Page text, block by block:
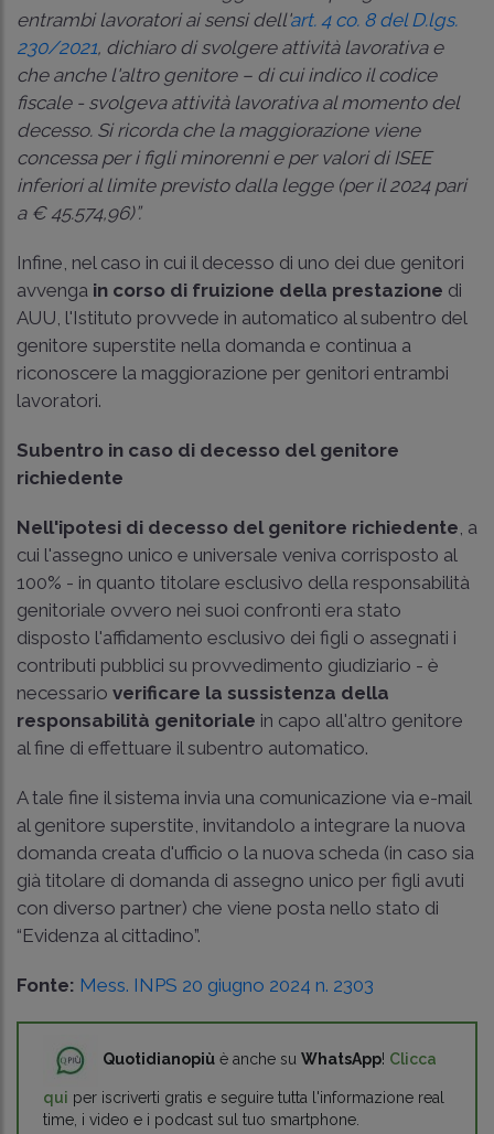
entrambi lavoratori ai sensi dell'art. 4 co. 8 del D.lgs.
230/2021, dichiaro di svolgere attività lavorativa e
che anche l'altro genitore – di cui indico il codice
fiscale - svolgeva attività lavorativa al momento del
decesso. Si ricorda che la maggiorazione viene
concessa per i figli minorenni e per valori di ISEE
inferiori al limite previsto dalla legge (per il 2024 pari
a € 45.574,96)”.
Infine, nel caso in cui il decesso di uno dei due genitori
avvenga in corso di fruizione della prestazione di
AUU, l'Istituto provvede in automatico al subentro del
genitore superstite nella domanda e continua a
riconoscere la maggiorazione per genitori entrambi
lavoratori.
Subentro in caso di decesso del genitore
richiedente
Nell'ipotesi di decesso del genitore richiedente, a
cui l'assegno unico e universale veniva corrisposto al
100% - in quanto titolare esclusivo della responsabilità
genitoriale ovvero nei suoi confronti era stato
disposto l'affidamento esclusivo dei figli o assegnati i
contributi pubblici su provvedimento giudiziario - è
necessario verificare la sussistenza della
responsabilità genitoriale in capo all'altro genitore
al fine di effettuare il subentro automatico.
A tale fine il sistema invia una comunicazione via e-mail
al genitore superstite, invitandolo a integrare la nuova
domanda creata d'ufficio o la nuova scheda (in caso sia
già titolare di domanda di assegno unico per figli avuti
con diverso partner) che viene posta nello stato di
“Evidenza al cittadino”.
Fonte: Mess. INPS 20 giugno 2024 n. 2303
Quotidianopiù è anche su WhatsApp! Clicca
qui per iscriverti gratis e seguire tutta l'informazione real
time, i video e i podcast sul tuo smartphone.